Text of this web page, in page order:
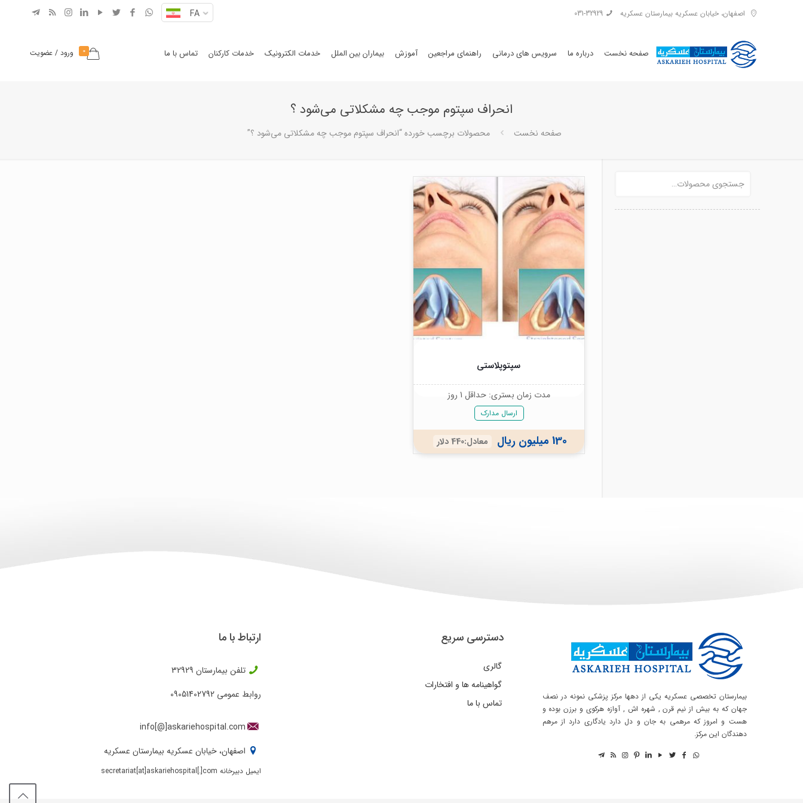
اصفهان، خیابان عسکریه بیمارستان عسکریه 031-32929
FA
صفحه نخست درباره ما سرویس های درمانی راهنمای مراجعین آموزش بیماران بین الملل خدمات الکترونیک خدمات کارکنان تماس با ما 0 ورود / عضویت
انحراف سپتوم موجب چه مشکلاتی می‌شود ؟
صفحه نخست محصولات برچسب خورده “انحراف سپتوم موجب چه مشکلاتی می‌شود ؟”
سپتوپلاستی
مدت زمان بستری: حداقل 1 روز
ارسال مدارک
130 میلیون ریال معادل:440 دلار
بیمارستان تخصصی عسکریه یکی از دهها مرکز پزشکی نمونه در نصف
جهان که به بیش از نیم قرن , شهره اش , آوازه هرکوی و برزن بوده و
هست و امروز که مرهمی به جان و دل دارد یادگاری دارد از مرهم
دهندگان این مرکز.
دسترسی سریع
گالری
گواهینامه ها و افتخارات
تماس با ما
ارتباط با ما
تلفن بیمارستان 32929
روابط عمومی09051402792
info[@]askariehospital.com
اصفهان، خیابان عسکریه بیمارستان عسکریه
ایمیل دبیرخانه secretariat[at]askariehospital[.]com